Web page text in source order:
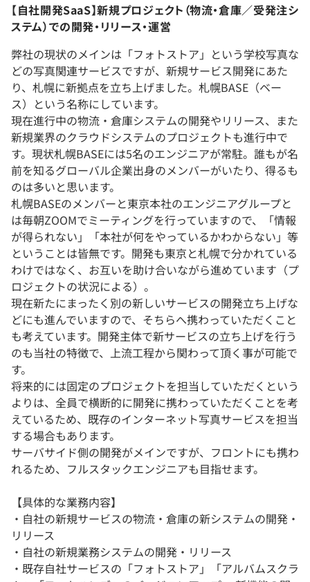
【自社開発SaaS】新規プロジェクト（物流・倉庫／受発注シ
ステム）での開発・リリース・運営
弊社の現状のメインは「フォトストア」という学校写真な
どの写真関連サービスですが、新規サービス開発にあた
り、札幌に新拠点を立ち上げました。札幌BASE（ベー
ス）という名称にしています。
現在進行中の物流・倉庫システムの開発やリリース、また
新規業界のクラウドシステムのプロジェクトも進行中で
す。現状札幌BASEには5名のエンジニアが常駐。誰もが名
前を知るグローバル企業出身のメンバーがいたり、得るも
のは多いと思います。
札幌BASEのメンバーと東京本社のエンジニアグループと
は毎朝ZOOMでミーティングを行っていますので、「情報
が得られない」「本社が何をやっているかわからない」等
ということは皆無です。開発も東京と札幌で分かれている
わけではなく、お互いを助け合いながら進めています（プ
ロジェクトの状況による）。
現在新たにまったく別の新しいサービスの開発立ち上げな
どにも進んでいますので、そちらへ携わっていただくこと
も考えています。開発主体で新サービスの立ち上げを行う
のも当社の特徴で、上流工程から関わって頂く事が可能で
す。
将来的には固定のプロジェクトを担当していただくという
よりは、全員で横断的に開発に携わっていただくことを考
えているため、既存のインターネット写真サービスを担当
する場合もあります。
サーバサイド側の開発がメインですが、フロントにも携わ
れるため、フルスタックエンジニアも目指せます。
【具体的な業務内容】
・自社の新規サービスの物流・倉庫の新システムの開発・
リリース
・自社の新規業務システムの開発・リリース
・既存自社サービスの「フォトストア」「アルバムスクラ